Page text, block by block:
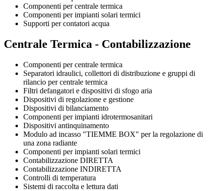
Componenti per centrale termica
Componenti per impianti solari termici
Supporti per contatori acqua
Centrale Termica - Contabilizzazione
Componenti per centrale termica
Separatori idraulici, collettori di distribuzione e gruppi di
rilancio per centrale termica
Filtri defangatori e dispositivi di sfogo aria
Dispositivi di regolazione e gestione
Dispositivi di bilanciamento
Componenti per impianti idrotermosanitari
Dispositivi antinquinamento
Modulo ad incasso "TIEMME BOX" per la regolazione di
una zona radiante
Componenti per impianti solari termici
Contabilizzazione DIRETTA
Contabilizzazione INDIRETTA
Controlli di temperatura
Sistemi di raccolta e lettura dati